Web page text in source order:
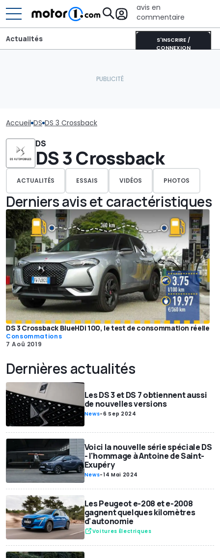
avis en
commentaire
S'INSCRIRE /
CONNEXION
Actualités
Accueil DS DS 3 Crossback
DS
DS 3 Crossback
ACTUALITÉS ESSAIS VIDÉOS PHOTOS
Derniers avis et caractéristiques
DS 3 Crossback BlueHDi 100, le test de consommation réelle
Consommations
7 Aoû 2019
Dernières actualités
Les DS 3 et DS 7 obtiennent aussi
de nouvelles versions
News-6 Sep 2024
Voici la nouvelle série spéciale DS
- l'hommage à Antoine de Saint-
Exupéry
News-14 Mai 2024
Les Peugeot e-208 et e-2008
gagnent quelques kilomètres
d'autonomie
Voitures Électriques